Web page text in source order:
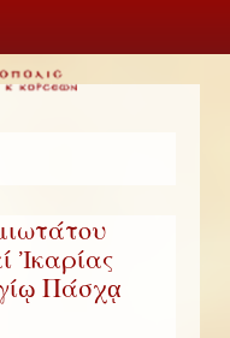
Ἰκαρίας
Πάσχᾳ